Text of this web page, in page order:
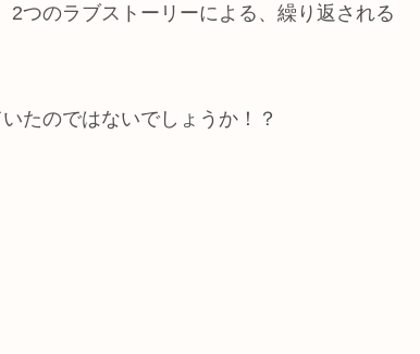
つのラブストーリーによる、繰り返される
たのではないでしょうか！？